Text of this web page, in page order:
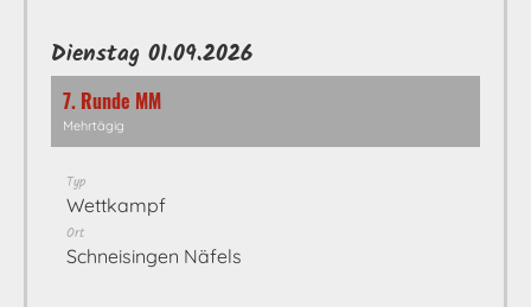
Dienstag 01.09.2026
7. Runde MM
Mehrtägig
Typ
Wettkampf
Ort
Schneisingen Näfels